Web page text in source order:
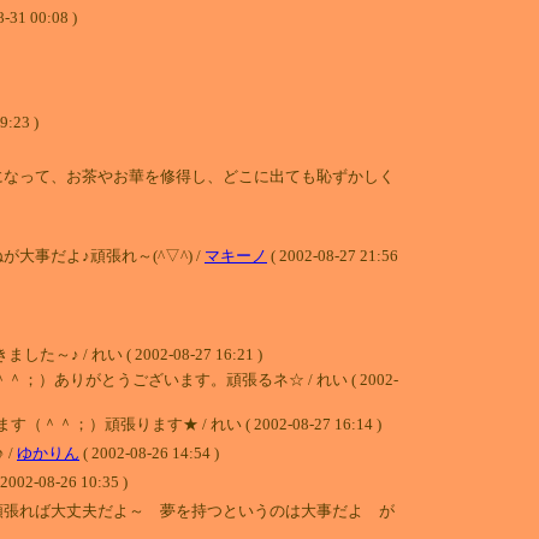
31 00:08 )
)
って、お茶やお華を修得し、どこに出ても恥ずかしく
大事だよ♪頑張れ～(^▽^) / マキーノ ( 2002-08-27 21:56
した～♪ / れい ( 2002-08-27 16:21 )
；）ありがとうございます。頑張るネ☆ / れい ( 2002-
（＾＾；）頑張ります★ / れい ( 2002-08-27 16:14 )
/ ゆかりん ( 2002-08-26 14:54 )
08-26 10:35 )
張れば大丈夫だよ～ 夢を持つというのは大事だよ が